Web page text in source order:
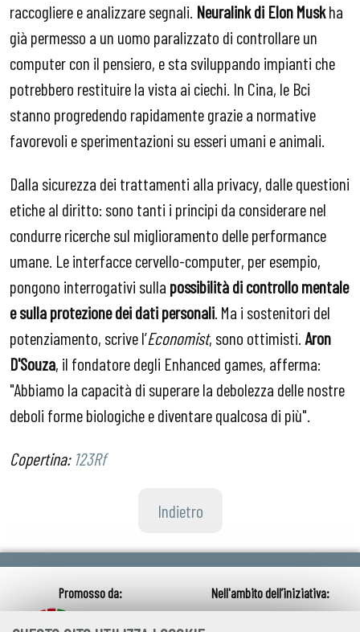
raccogliere e analizzare segnali. Neuralink di Elon Muskha
già permesso a un uomo paralizzato di controllare un
computer con il pensiero, e sta sviluppando impianti che
potrebbero restituire la vista ai ciechi. In Cina, le Bci
stanno progredendo rapidamente grazie a normative
favorevoli e sperimentazioni su esseri umani e animali.
Dalla sicurezza dei trattamenti alla privacy, dalle questioni
etiche al diritto: sono tanti i principi da considerare nel
condurre ricerche sul miglioramento delle performance
umane. Le interfacce cervello-computer, per esempio,
pongono interrogativi sulla possibilità di controllo mentale
e sulla protezione dei dati personali . Ma i sostenitori del
potenziamento, scrive l’Economist, sono ottimisti. Aron
D'Souza, il fondatore degli Enhanced games, afferma:
"Abbiamo la capacità di superare la debolezza delle nostre
deboli forme biologiche e diventare qualcosa di più".
Copertina: 123Rf
Indietro